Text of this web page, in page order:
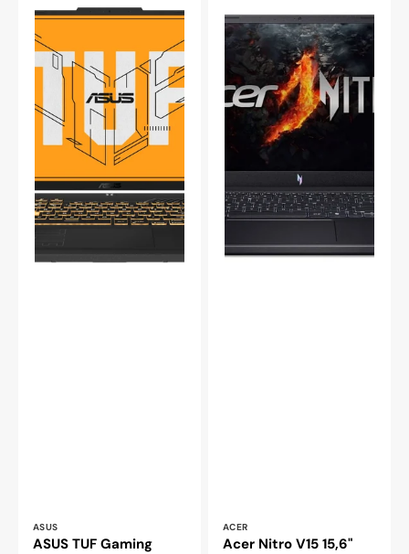
Laptop
A16
FA607NUG
16"
7445HS
Leverantör:
ASUS
ASUS TUF Gaming
15,6"
AMD
Ryzen
7535HS
RTX
4050
NH.QPEED.00K
Leverantör:
ACER
Acer Nitro V15 15,6"